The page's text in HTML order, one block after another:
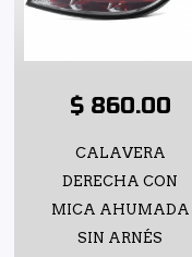
$ 860.00
CALAVERA
DERECHA CON
MICA AHUMADA
SIN ARNÉS